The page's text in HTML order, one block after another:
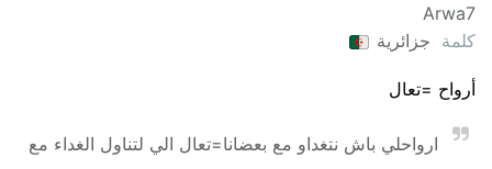
Arwa7
كلمة جزائرية
أرواح =تعال
ارواحلي باش نتغداو مع بعضانا=تعال الي لتناول الغداء مع